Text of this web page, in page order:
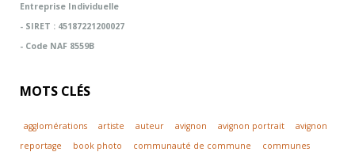
Entreprise Individuelle
- SIRET : 45187221200027
- Code NAF 8559B
MOTS CLÉS
agglomérations artiste auteur avignon avignon portrait
avignon
reportage
book photo communauté de commune
communes